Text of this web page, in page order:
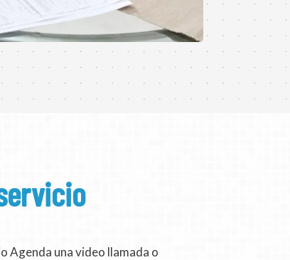
Agenda una video llamada o